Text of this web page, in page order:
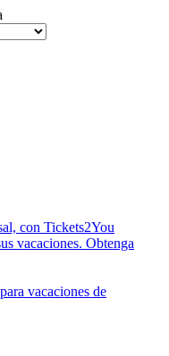
con Tickets2You
vacaciones. Obtenga
vacaciones de